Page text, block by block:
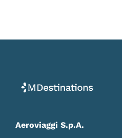
Aeroviaggi S.p.A.